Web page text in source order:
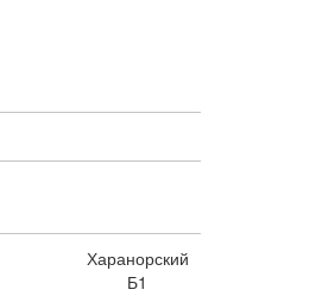
Харанорский
Б1